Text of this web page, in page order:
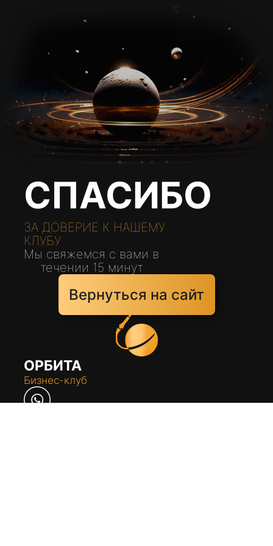
СПАСИБО
ЗА ДОВЕРИЕ К НАШЕМУ
КЛУБУ
Мы свяжемся с вами в
течении 15 минут
Вернуться на сайт
ОРБИТА
Бизнес-клуб